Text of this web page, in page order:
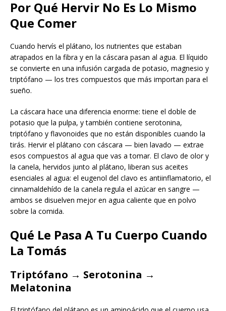
Por Qué Hervir No Es Lo Mismo
Que Comer
Cuando hervís el plátano, los nutrientes que estaban
atrapados en la fibra y en la cáscara pasan al agua. El líquido
se convierte en una infusión cargada de potasio, magnesio y
triptófano — los tres compuestos que más importan para el
sueño.
La cáscara hace una diferencia enorme: tiene el doble de
potasio que la pulpa, y también contiene serotonina,
triptófano y flavonoides que no están disponibles cuando la
tirás. Hervir el plátano con cáscara — bien lavado — extrae
esos compuestos al agua que vas a tomar. El clavo de olor y
la canela, hervidos junto al plátano, liberan sus aceites
esenciales al agua: el eugenol del clavo es antiinflamatorio, el
cinnamaldehído de la canela regula el azúcar en sangre —
ambos se disuelven mejor en agua caliente que en polvo
sobre la comida.
Qué Le Pasa A Tu Cuerpo Cuando
La Tomás
Triptófano → Serotonina →
Melatonina